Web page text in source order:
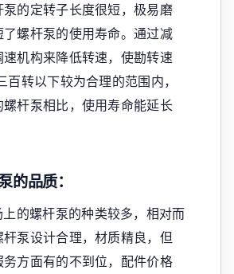
泵的定转子长度很短，极易磨
螺杆泵的使用寿命。通过减
机构来降低转速，使勘转速
百转以下较为合理的范围内，
螺杆泵相比，使用寿命能延长
的品质：
的螺杆泵的种类较多，相对而
泵设计合理，材质精良，但
方面有的不到位，配件价格